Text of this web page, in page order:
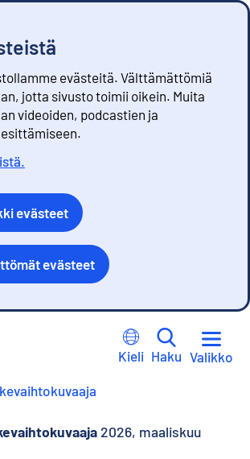
evästeitä. Välttämättömiä
jotta sivusto toimii oikein. Muita
videoiden, podcastien ja
evästeet
evästeet
Kieli Haku Valikko
2026, maaliskuu